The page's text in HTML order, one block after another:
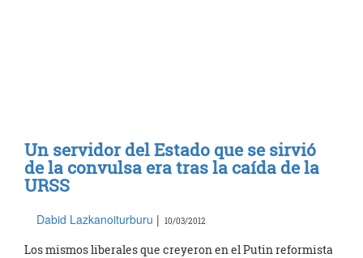
Un servidor del Estado que se sirvió
de la convulsa era tras la caída de la
URSS
Dabid Lazkanoiturburu | 10/03/2012
Los mismos liberales que creyeron en el Putin reformista